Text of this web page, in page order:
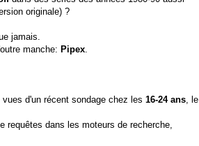
originale) ?
jamais.
manche: Pipex.
d'un récent sondage chez les 16-24 ans, le
requêtes dans les moteurs de recherche,